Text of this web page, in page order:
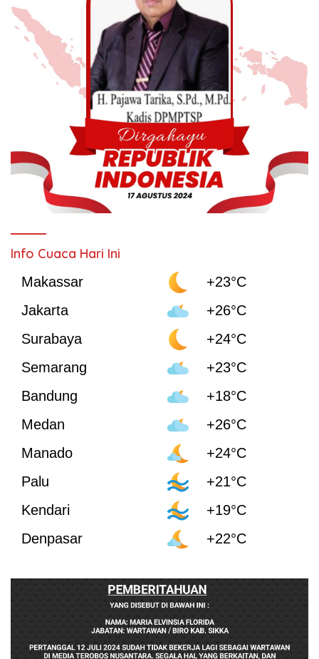
Info Cuaca Hari Ini
Makassar
+23°C
Jakarta
+26°C
Surabaya
+24°C
Semarang
+23°C
Bandung
+18°C
Medan
+26°C
Manado
+24°C
Palu
+21°C
Kendari
+19°C
Denpasar
+22°C